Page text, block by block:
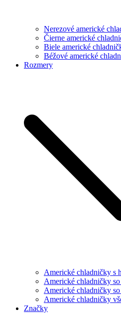
Nerezové americké
Čierne americké
Biele americké
Béžové americké
Rozmery
Americké chladničky s
Americké chladničky
Americké chladničky
Americké chladničky
Značky